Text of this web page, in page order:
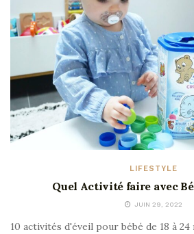
LIFESTYLE
Quel Activité faire avec
JUIN 29, 2022
10 activités d'éveil pour bébé de 18 à 24